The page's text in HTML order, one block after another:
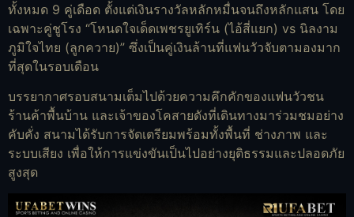
ทั้งหมด 9 คู่เดือด ตั้งแต่เงินรางวัลหลักหมื่นจนถึงหลักแสน โดย
เฉพาะคู่ชูโรง “โหนดใจเด็ดเพชรยูเทิร์น (ไอ้สี่แยก) vs นิลงาม
ภูมิใจไทย (ลูกควาย)” ซึ่งเป็นคู่เงินล้านที่แฟนวัวจับตามองมาก
ที่สุดในรอบเดือน
บรรยากาศรอบสนามเต็มไปด้วยความคึกคักของแฟนวัวชน
ร้านค้าพื้นบ้าน และเจ้าของโคสายดังที่เดินทางมาร่วมชมอย่าง
คับคั่ง สนามได้รับการจัดเตรียมพร้อมทั้งพื้นที่ ช่างภาพ และ
ระบบเสียง เพื่อให้การแข่งขันเป็นไปอย่างยุติธรรมและปลอดภัย
สูงสุด